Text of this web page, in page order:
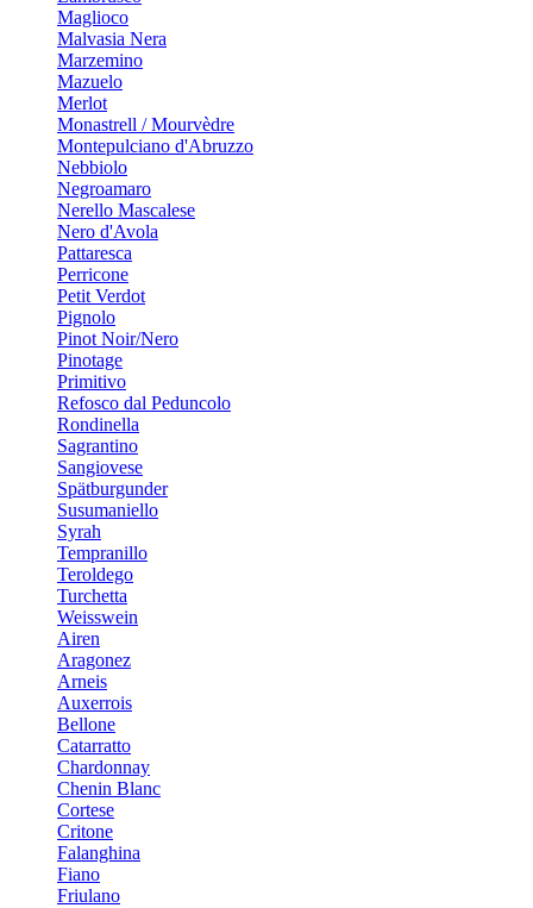
Maglioco
Malvasia Nera
Marzemino
Mazuelo
Merlot
Monastrell / Mourvèdre
Montepulciano d'Abruzzo
Nebbiolo
Negroamaro
Nerello Mascalese
Nero d'Avola
Pattaresca
Perricone
Petit Verdot
Pignolo
Pinot Noir/Nero
Pinotage
Primitivo
Refosco dal Peduncolo
Rondinella
Sagrantino
Sangiovese
Spätburgunder
Susumaniello
Syrah
Tempranillo
Teroldego
Turchetta
Weisswein
Airen
Aragonez
Arneis
Auxerrois
Bellone
Catarratto
Chardonnay
Chenin Blanc
Cortese
Critone
Falanghina
Fiano
Friulano